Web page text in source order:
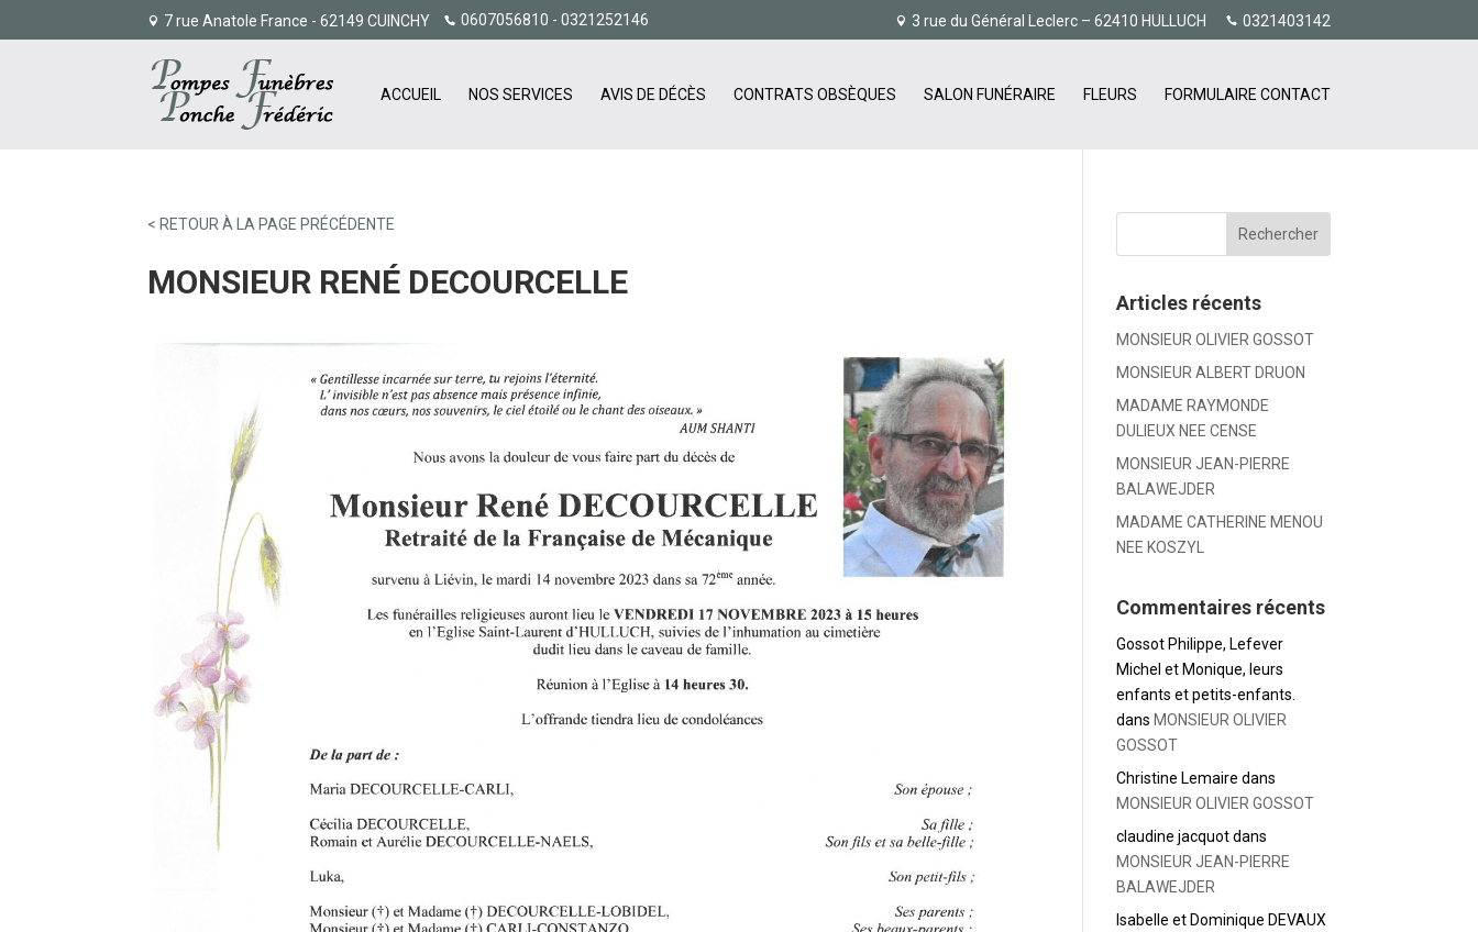
7 rue Anatole France - 62149 CUINCHY 0607056810 - 0321252146 3 rue du Général Leclerc – 62410 HULLUCH 0321403142
ACCUEIL NOS SERVICES AVIS DE DÉCÈS CONTRATS OBSÈQUES SALON FUNÉRAIRE FLEURS FORMULAIRE CONTACT
< RETOUR À LA PAGE PRÉCÉDENTE
MONSIEUR RENÉ DECOURCELLE
Articles récents
MONSIEUR OLIVIER GOSSOT
MONSIEUR ALBERT DRUON
MADAME RAYMONDE
DULIEUX NEE CENSE
MONSIEUR JEAN-PIERRE
BALAWEJDER
MADAME CATHERINE MENOU
NEE KOSZYL
Commentaires récents
Gossot Philippe, Lefever
Michel et Monique, leurs
enfants et petits-enfants.
dans MONSIEUR OLIVIER
GOSSOT
Christine Lemaire dans
MONSIEUR OLIVIER GOSSOT
claudine jacquotdans
MONSIEUR JEAN-PIERRE
BALAWEJDER
Isabelle et Dominique DEVAUX